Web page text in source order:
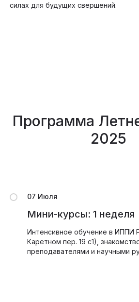
силах для будущих свершений.
Программа
2025
07 Июля
Мини-курсы: 1 неделя
Интенсивное обучение в ИППИ
Каретном пер. 19 с1),
преподавателями и научными